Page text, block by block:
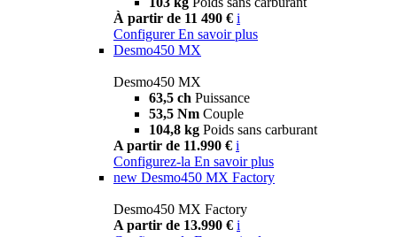
À partir de 11 490 € i
Configurer En savoir plus
Desmo450 MX
Desmo450 MX
63,5 ch Puissance
53,5 Nm Couple
104,8 kg Poids sans carburant
A partir de 11.990 € i
Configurez-la En savoir plus
new Desmo450 MX Factory
Desmo450 MX Factory
A partir de 13.990 € i